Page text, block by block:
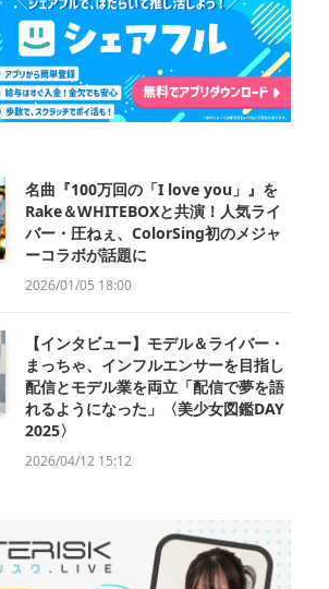
名曲『100万回の「I love you」』を
Rake＆WHITEBOXと共演！人気ライ
バー・圧ねぇ、ColorSing初のメジャ
ーコラボが話題に
2026/01/05 18:00
【インタビュー】モデル＆ライバー・
まっちゃ、インフルエンサーを目指し
配信とモデル業を両立「配信で夢を語
れるようになった」〈美少女図鑑DAY
2025〉
2026/04/12 15:12